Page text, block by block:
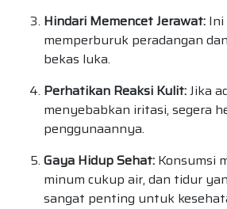
Hindari Memencet Jerawat: Ini
memperburuk peradangan
bekas luka.
Perhatikan Reaksi Kulit:Jika
menyebabkan iritasi, segera
penggunaannya.
Gaya Hidup Sehat: Konsumsi
minum cukup air, dan tidur
sangat penting untuk